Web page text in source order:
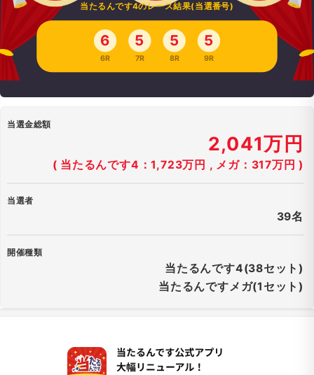
当たるんです4のレース結果(当選番号)
6
6R
5
7R
5
8R
5
9R
当選金総額
2,041万円
( 当たるんです4：1,723万円 , メガ：317万円 )
当選者
39名
開催種類
当たるんです4(38セット)
当たるんですメガ(1セット)